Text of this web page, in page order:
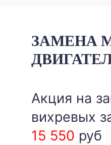
ЗАМЕНА
Акция на
вихревых
15 550 руб